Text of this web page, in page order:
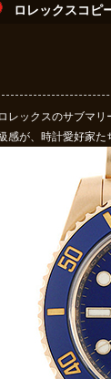
ロレックスコピ
ロレックスのサブマ
感が、時計愛好家た